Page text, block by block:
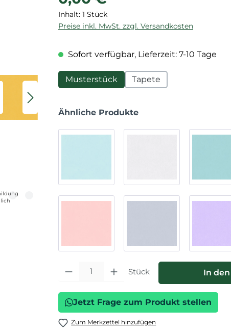
Inhalt: 1 Stück
Preise inkl. MwSt. zzgl. Versandkosten
Sofort verfügbar, Lieferzeit: 7-10 Tage
Musterstück Tapete
Ähnliche Produkte
Produkt Anzahl: Gib den gewünschten Wert
Stück In
Jetzt Frage zum Produkt stellen
Zum Merkzettel hinzufügen